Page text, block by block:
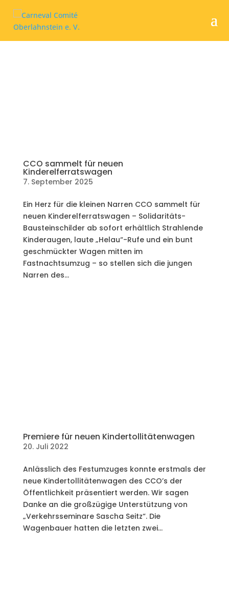
CCO sammelt für neuen
Kinderelferratswagen
7. September 2025
Ein Herz für die kleinen Narren CCO sammelt für
neuen Kinderelferratswagen – Solidaritäts-
Bausteinschilder ab sofort erhältlich Strahlende
Kinderaugen, laute „Helau“-Rufe und ein bunt
geschmückter Wagen mitten im
Fastnachtsumzug – so stellen sich die jungen
Narren des...
Premiere für neuen Kindertollitätenwagen
20. Juli 2022
Anlässlich des Festumzuges konnte erstmals der
neue Kindertollitätenwagen des CCO’s der
Öffentlichkeit präsentiert werden. Wir sagen
Danke an die großzügige Unterstützung von
„Verkehrsseminare Sascha Seitz“. Die
Wagenbauer hatten die letzten zwei...